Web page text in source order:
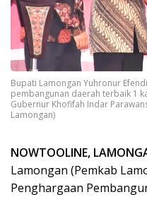
Bupati Lamongan Yuhronur
pembangunan daerah terbaik 1
Gubernur Khofifah Indar
Lamongan)
NOWTOOLINE,
Lamongan (Pemkab
Penghargaan